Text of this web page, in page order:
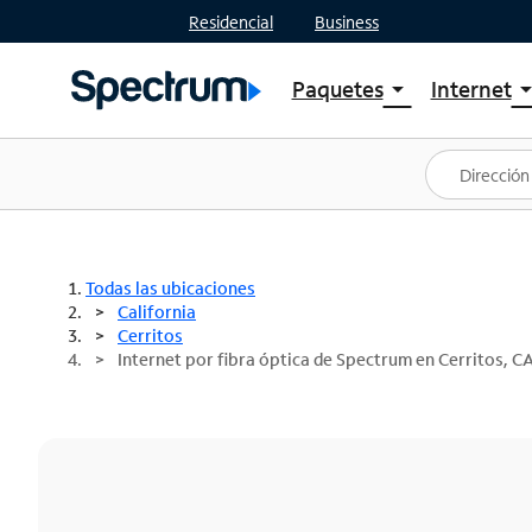
Residencial Business
Paquetesarrow_drop_down
Ver paquetes
Spectrum One
Mejores ofertas
Internetarrow_drop_down
Planes
Todas las ubicaciones
California
Cerritos
Internet por fibra óptica de Spectrum en Cerritos,